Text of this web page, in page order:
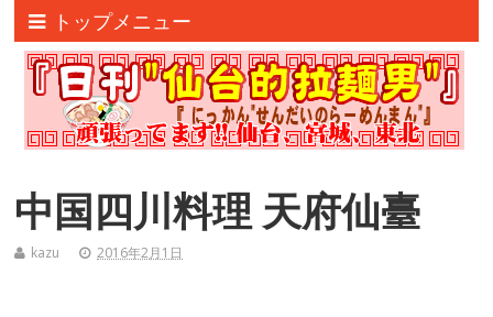
トップメニュー
中国四川料理 天府仙臺
kazu 2016年2月1日